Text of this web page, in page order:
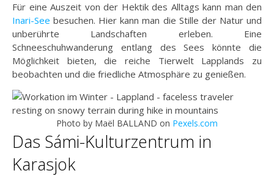
Für eine Auszeit von der Hektik des Alltags kann man den
Inari-See besuchen. Hier kann man die Stille der Natur und
unberührte Landschaften erleben. Eine
Schneeschuhwanderung entlang des Sees könnte die
Möglichkeit bieten, die reiche Tierwelt Lapplands zu
beobachten und die friedliche Atmosphäre zu genießen.
Photo by Maël BALLAND on Pexels.com
Das Sámi-Kulturzentrum in
Karasjok